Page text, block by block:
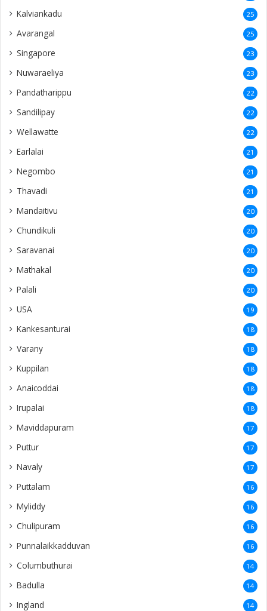
Kalviankadu 25
Avarangal 25
Singapore 23
Nuwaraeliya 23
Pandatharippu 22
Sandilipay 22
Wellawatte 22
Earlalai 21
Negombo 21
Thavadi 21
Mandaitivu 20
Chundikuli 20
Saravanai 20
Mathakal 20
Palali 20
USA 19
Kankesanturai 18
Varany 18
Kuppilan 18
Anaicoddai 18
Irupalai 18
Maviddapuram 17
Puttur 17
Navaly 17
Puttalam 16
Myliddy 16
Chulipuram 16
Punnalaikkadduvan 16
Columbuthurai 14
Badulla 14
Ingland 14